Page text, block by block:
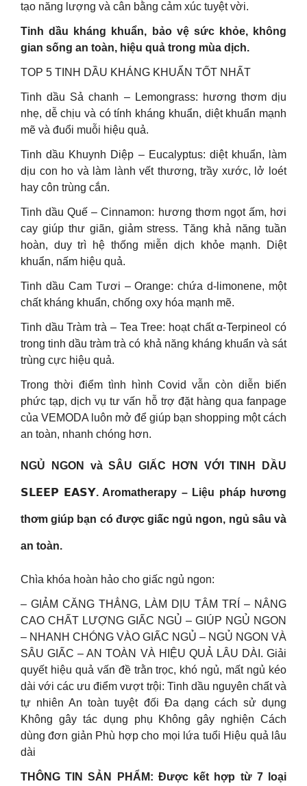
tạo năng lượng và cân bằng cảm xúc tuyệt vời.
Tinh dầu kháng khuẩn, bảo vệ sức khỏe, không
gian sống an toàn, hiệu quả trong mùa dịch.
TOP 5 TINH DẦU KHÁNG KHUẨN TỐT NHẤT
Tinh dầu Sả chanh – Lemongrass: hương thơm dịu
nhẹ, dễ chịu và có tính kháng khuẩn, diệt khuẩn mạnh
mẽ và đuổi muỗi hiệu quả.
Tinh dầu Khuynh Diệp – Eucalyptus: diệt khuẩn, làm
dịu con ho và làm lành vết thương, trầy xước, lở loét
hay côn trùng cắn.
Tinh dầu Quế – Cinnamon: hương thơm ngọt ấm, hơi
cay giúp thư giãn, giảm stress. Tăng khả năng tuần
hoàn, duy trì hệ thống miễn dịch khỏe mạnh. Diệt
khuẩn, nấm hiệu quả.
Tinh dầu Cam Tươi – Orange: chứa d-limonene, một
chất kháng khuẩn, chống oxy hóa mạnh mẽ.
Tinh dầu Tràm trà – Tea Tree: hoạt chất α-Terpineol có
trong tinh dầu tràm trà có khả năng kháng khuẩn và sát
trùng cực hiệu quả.
Trong thời điểm tình hình Covid vẫn còn diễn biến
phức tạp, dịch vụ tư vấn hỗ trợ đặt hàng qua fanpage
của VEMODA luôn mở để giúp bạn shopping một cách
an toàn, nhanh chóng hơn.
NGỦ NGON và SÂU GIẤC HƠN VỚI TINH DẦU
𝗦𝗟𝗘𝗘𝗣 𝗘𝗔𝗦𝗬. Aromatherapy – Liệu pháp hương
thơm giúp bạn có được giấc ngủ ngon, ngủ sâu và
an toàn.
Chìa khóa hoàn hảo cho giấc ngủ ngon:
– GIẢM CĂNG THẲNG, LÀM DỊU TÂM TRÍ – NÂNG
CAO CHẤT LƯỢNG GIẤC NGỦ – GIÚP NGỦ NGON
– NHANH CHÓNG VÀO GIẤC NGỦ – NGỦ NGON VÀ
SÂU GIẤC – AN TOÀN VÀ HIỆU QUẢ LÂU DÀI. Giải
quyết hiệu quả vấn đề trằn trọc, khó ngủ, mất ngủ kéo
dài với các ưu điểm vượt trội: Tinh dầu nguyên chất và
tự nhiên An toàn tuyệt đối Đa dạng cách sử dụng
Không gây tác dụng phụ Không gây nghiện Cách
dùng đơn giản Phù hợp cho mọi lứa tuổi Hiệu quả lâu
dài
THÔNG TIN SẢN PHẨM: Được kết hợp từ 7 loại